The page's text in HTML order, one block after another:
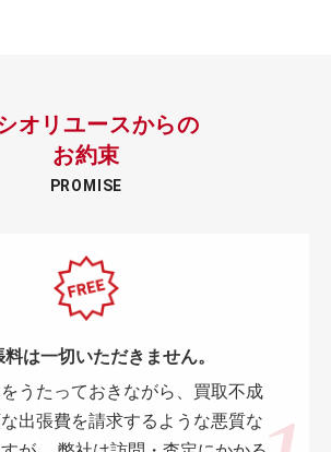
オリユースからの
お約束
PROMISE
は一切いただきません。
をうたっておきながら、買取不成
出張費を請求するような悪質な